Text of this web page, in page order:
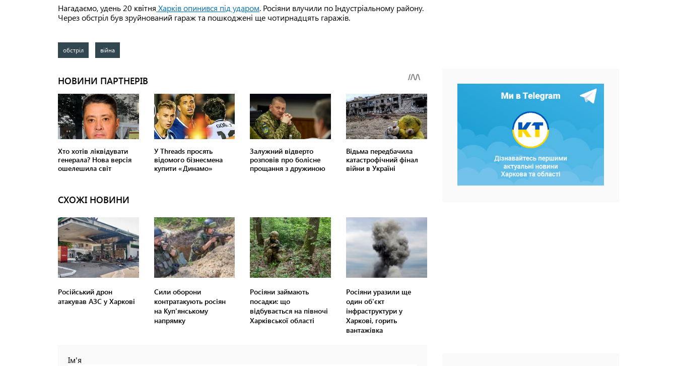
Нагадаємо, удень 20 квітня Харків опинився під ударом. Росіяни влучили по Індустріальному району.
Через обстріл був зруйнований гараж та пошкоджені ще чотирнадцять гаражів.
обстріл війна
СХОЖІ НОВИНИ
Російський дрон
атакував АЗС у Харкові
Сили оборони
контратакують росіян
на Куп'янському
напрямку
Росіяни займають
посадки: що
відбувається на півночі
Харківської області
Росіяни уразили ще
один об'єкт
інфраструктури у
Харкові, горить
вантажівка
Ім'я